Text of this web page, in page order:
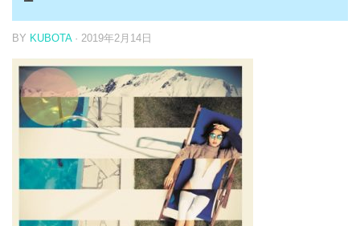
BY KUBOTA · 2019年2月14日